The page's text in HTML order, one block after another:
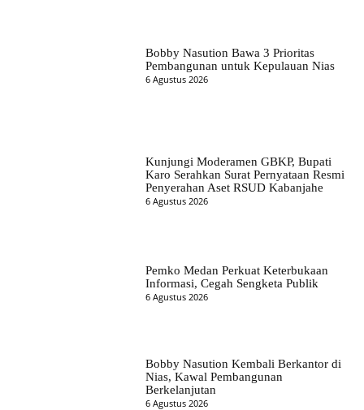
Bobby Nasution Bawa 3 Prioritas
Pembangunan untuk Kepulauan Nias
6 Agustus 2026
Kunjungi Moderamen GBKP, Bupati
Karo Serahkan Surat Pernyataan Resmi
Penyerahan Aset RSUD Kabanjahe
6 Agustus 2026
Pemko Medan Perkuat Keterbukaan
Informasi, Cegah Sengketa Publik
6 Agustus 2026
Bobby Nasution Kembali Berkantor di
Nias, Kawal Pembangunan
Berkelanjutan
6 Agustus 2026